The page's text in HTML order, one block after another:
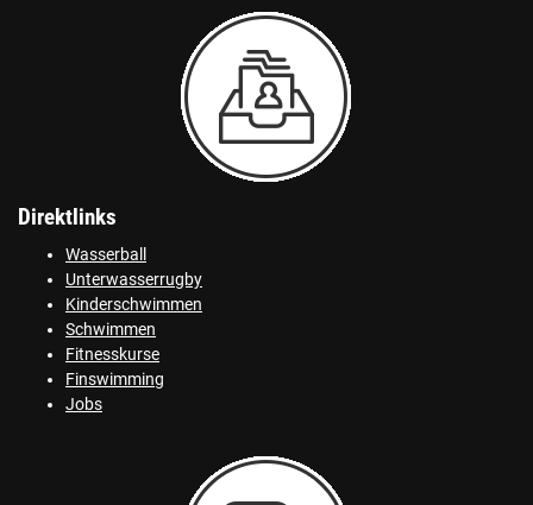
Direktlinks
Wasserball
Unterwasserrugby
Kinderschwimmen
Schwimmen
Fitnesskurse
Finswimming
Jobs